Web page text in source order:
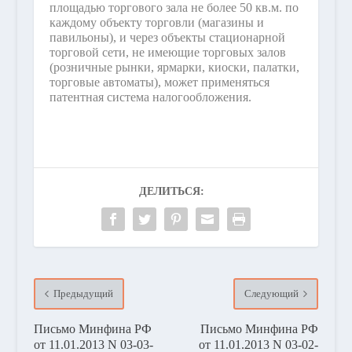
площадью торгового зала не более 50 кв.м. по
каждому объекту торговли (магазины и
павильоны), и через объекты стационарной
торговой сети, не имеющие торговых залов
(розничные рынки, ярмарки, киоски, палатки,
торговые автоматы), может применяться
патентная система налогообложения.
ДЕЛИТЬСЯ:
Предыдущий
Письмо Минфина РФ
от 11.01.2013 N 03-03-
Следующий
Письмо Минфина РФ
от 11.01.2013 N 03-02-